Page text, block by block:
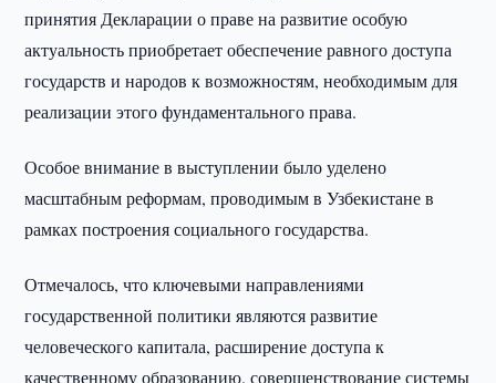
принятия Декларации о праве на развитие особую
актуальность приобретает обеспечение равного доступа
государств и народов к возможностям, необходимым для
реализации этого фундаментального права.
Особое внимание в выступлении было уделено
масштабным реформам, проводимым в Узбекистане в
рамках построения социального государства.
Отмечалось, что ключевыми направлениями
государственной политики являются развитие
человеческого капитала, расширение доступа к
качественному образованию, совершенствование системы